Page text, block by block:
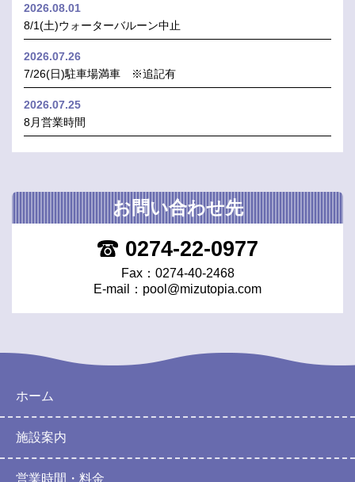
2026.08.01
8/1(土)ウォーターバルーン中止
2026.07.26
7/26(日)駐車場満車 ※追記有
2026.07.25
8月営業時間
お問い合わせ先
0274-22-0977
Fax：0274-40-2468
E-mail： pool@mizutopia.com
ホーム
施設案内
営業時間・料金